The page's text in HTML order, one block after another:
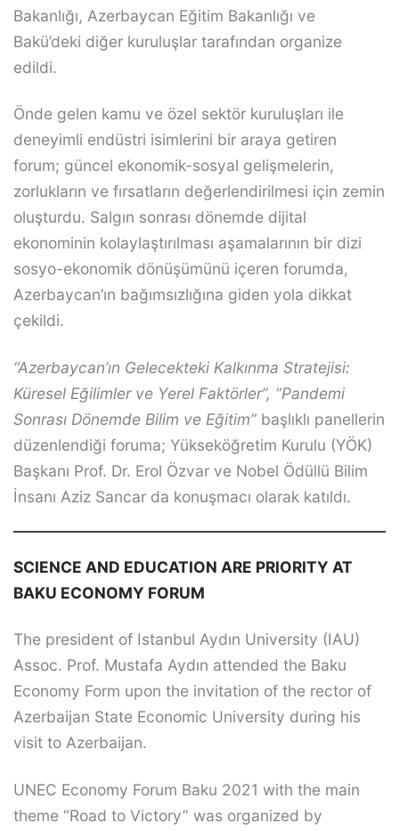
Bakanlığı, Azerbaycan Eğitim Bakanlığı ve
Bakü’deki diğer kuruluşlar tarafından organize
edildi.
Önde gelen kamu ve özel sektör kuruluşları ile
deneyimli endüstri isimlerini bir araya getiren
forum; güncel ekonomik-sosyal gelişmelerin,
zorlukların ve fırsatların değerlendirilmesi için zemin
oluşturdu. Salgın sonrası dönemde dijital
ekonominin kolaylaştırılması aşamalarının bir dizi
sosyo-ekonomik dönüşümünü içeren forumda,
Azerbaycan’ın bağımsızlığına giden yola dikkat
çekildi.
“Azerbaycan’ın Gelecekteki Kalkınma Stratejisi:
Küresel Eğilimler ve Yerel Faktörler”, “Pandemi
Sonrası Dönemde Bilim ve Eğitim” başlıklı panellerin
düzenlendiği foruma; Yükseköğretim Kurulu (YÖK)
Başkanı Prof. Dr. Erol Özvar ve Nobel Ödüllü Bilim
İnsanı Aziz Sancar da konuşmacı olarak katıldı.
SCIENCE AND EDUCATION ARE PRIORITY AT
BAKU ECONOMY FORUM
The president of Istanbul Aydın University (IAU)
Assoc. Prof. Mustafa Aydın attended the Baku
Economy Form upon the invitation of the rector of
Azerbaijan State Economic University during his
visit to Azerbaijan.
UNEC Economy Forum Baku 2021 with the main
theme “Road to Victory” was organized by